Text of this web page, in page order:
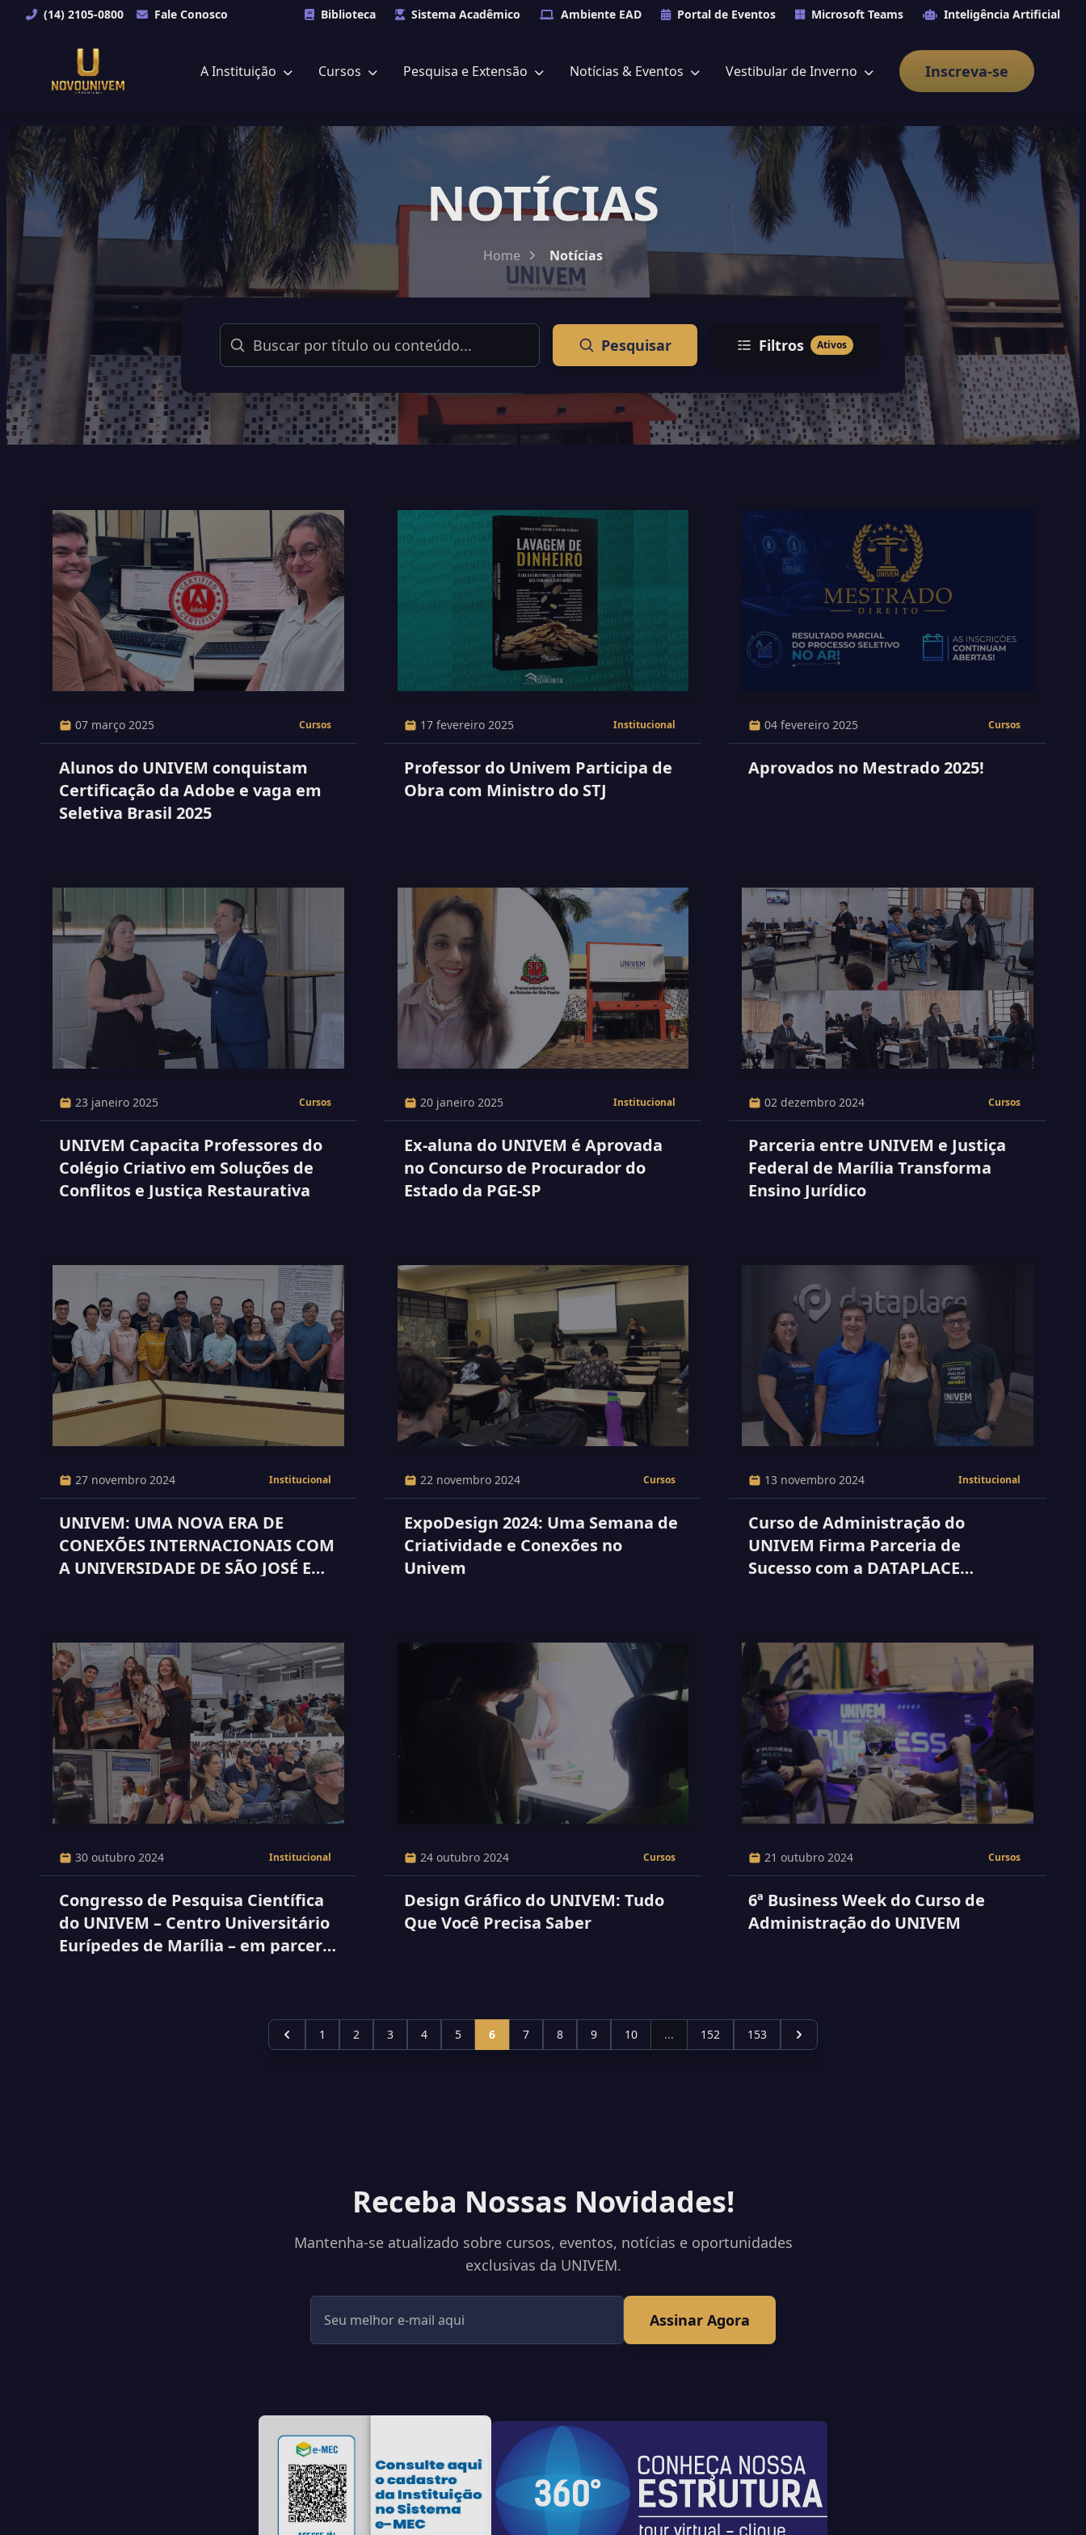
(14) 2105-0800 Fale Conosco Biblioteca Sistema Acadêmico Ambiente EAD Portal de Eventos Microsoft Teams Inteligência Artificial
A Instituição Cursos Pesquisa e Extensão Notícias & Eventos Vestibular de Inverno Inscreva-se
NOTÍCIAS
Home Notícias
Buscar Pesquisar Filtros Ativos
07 março 2025 Cursos
Alunos do UNIVEM conquistam
Certificação da Adobe e vaga em
Seletiva Brasil 2025
17 fevereiro 2025 Institucional
Professor do Univem Participa de
Obra com Ministro do STJ
04 fevereiro 2025 Cursos
Aprovados no Mestrado 2025!
23 janeiro 2025 Cursos
UNIVEM Capacita Professores do
Colégio Criativo em Soluções de
Conflitos e Justiça Restaurativa
20 janeiro 2025 Institucional
Ex-aluna do UNIVEM é Aprovada
no Concurso de Procurador do
Estado da PGE-SP
02 dezembro 2024 Cursos
Parceria entre UNIVEM e Justiça
Federal de Marília Transforma
Ensino Jurídico
27 novembro 2024 Institucional
UNIVEM: UMA NOVA ERA DE
CONEXÕES INTERNACIONAIS COM
A UNIVERSIDADE DE SÃO JOSÉ EM
22 novembro 2024 Cursos
ExpoDesign 2024: Uma Semana de
Criatividade e Conexões no
Univem
13 novembro 2024 Institucional
Curso de Administração do
UNIVEM Firma Parceria de
Sucesso com a DATAPLACE
30 outubro 2024 Institucional
Congresso de Pesquisa Científica
do UNIVEM – Centro Universitário
Eurípedes de Marília – em parceria
24 outubro 2024 Cursos
Design Gráfico do UNIVEM: Tudo
Que Você Precisa Saber
21 outubro 2024 Cursos
6ª Business Week do Curso de
Administração do UNIVEM
1 2 3 4 5 6 7 8 9 10 ... 152 153
Receba Nossas Novidades!
Mantenha-se atualizado sobre cursos, eventos, notícias e oportunidades
exclusivas da UNIVEM.
Assinar Agora